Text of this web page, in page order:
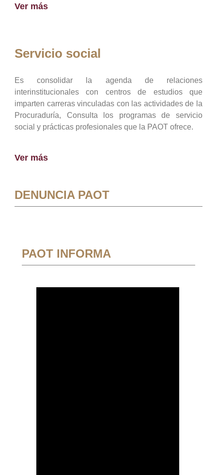
Ver más
Servicio social
Es consolidar la agenda de relaciones
interinstitucionales con centros de estudios que
imparten carreras vinculadas con las actividades de la
Procuraduría, Consulta los programas de servicio
social y prácticas profesionales que la PAOT ofrece.
Ver más
DENUNCIA PAOT
PAOT INFORMA